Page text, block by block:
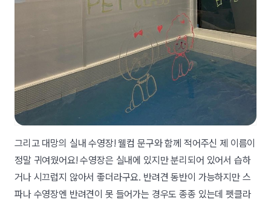
그리고 대망의 실내 수영장! 웰컴 문구와 함께 적어주신 제 이름이
정말 귀여웠어요! 수영장은 실내에 있지만 분리되어 있어서 습하
거나 시끄럽지 않아서 좋더라구요. 반려견 동반이 가능하지만 스
파나 수영장엔 반려견이 못 들어가는 경우도 종종 있는데 펫클라